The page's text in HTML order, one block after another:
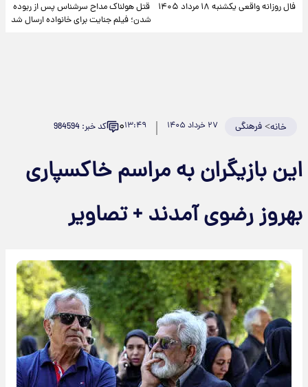
فال روزانه واقعی یکشنبه ۱۸ مرداد ۱۴۰۵
قتل هولناک مداح سرشناس پس از ربوده
شدن؛ فیلم جنایت برای خانواده ارسال شد
خانه>فرهنگی ۲۷ خرداد ۱۴۰۵ ۱۳:۴۹۰ کد خبر: 984594
این بازیگران به مراسم خاکسپاری
بهروز رضوی آمدند + تصاویر